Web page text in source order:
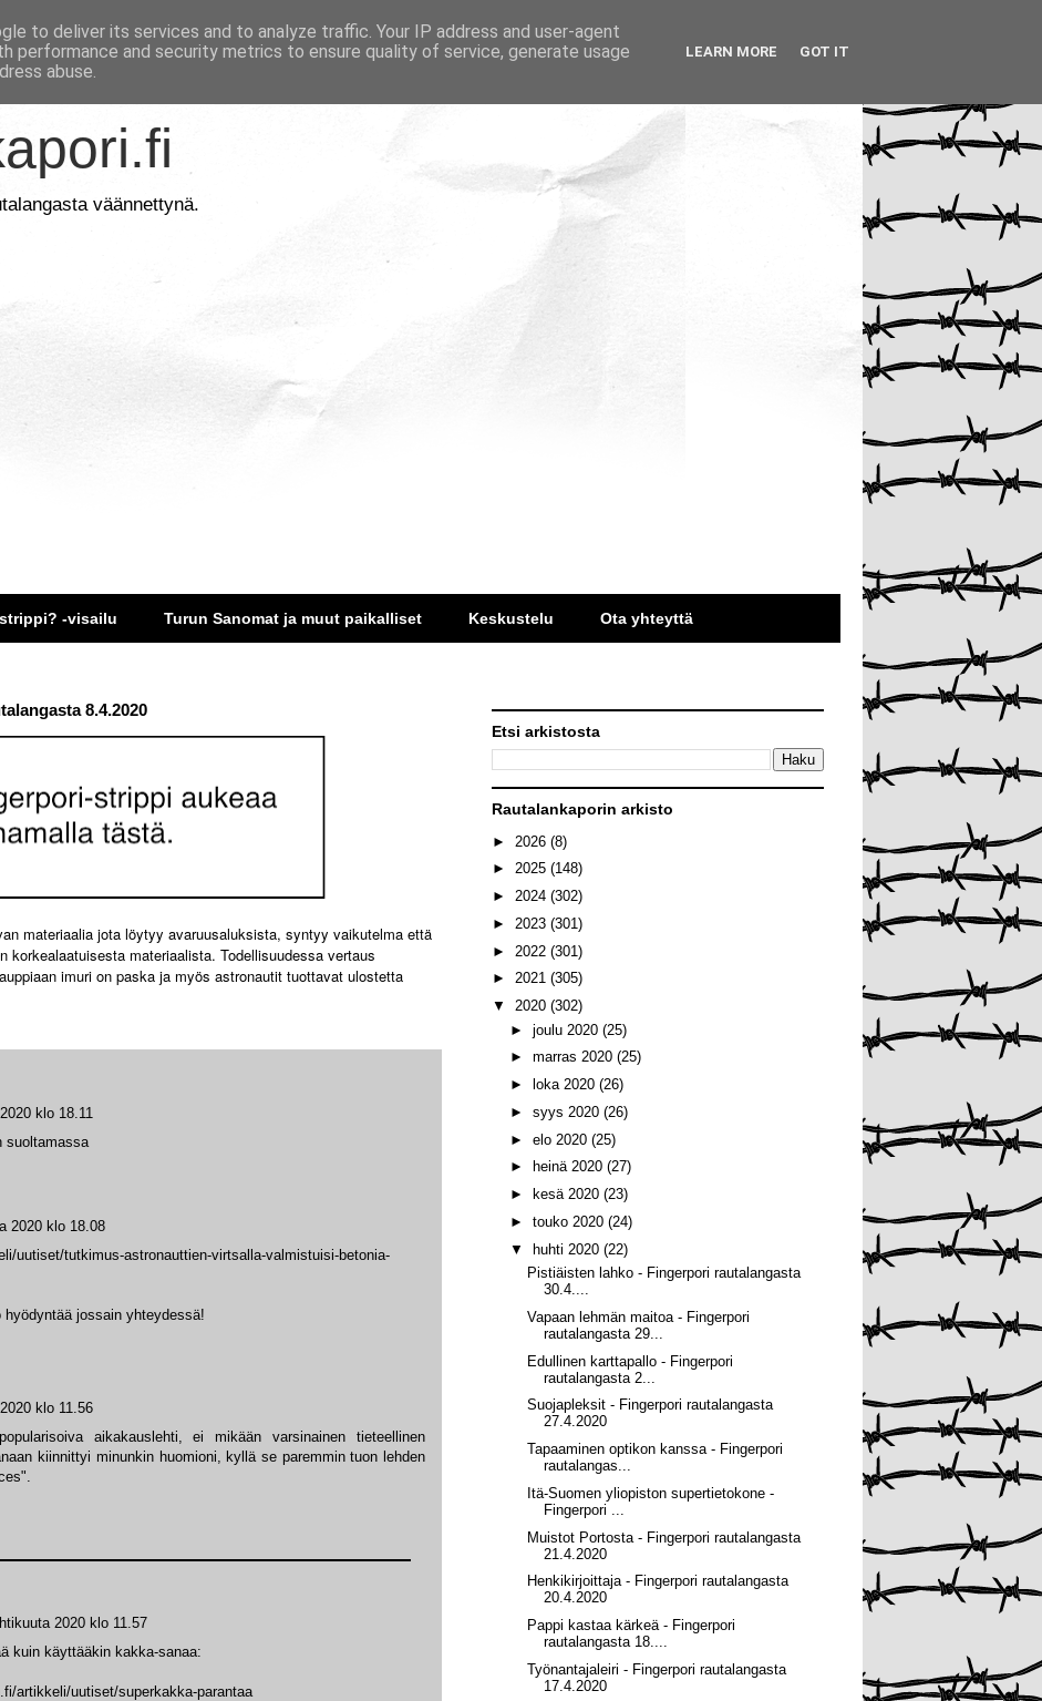
väännettynä.
-visailu Turun Sanomat ja muut paikalliset Keskustelu Ota yhteyttä
8.4.2020
materiaalia jota löytyy avaruusaluksista, syntyy vaikutelma että
korkealaatuisesta materiaalista. Todellisuudessa vertaus
imuri on paska ja myös astronautit tuottavat ulostetta
klo 11.56
aikakauslehti, ei mikään varsinainen tieteellinen
kiinnittyi minunkin huomioni, kyllä se paremmin tuon lehden
2020 klo 11.57
kuin käyttääkin kakka-sanaa:
artikkeli/uutiset/superkakka-parantaa
2020 klo 18.08
uutiset/tutkimus-astronauttien-virtsalla-valmistuisi-betonia-
hyödyntää jossain yhteydessä!
klo 18.11
suoltamassa
Etsi arkistosta
Rautalankaporin arkisto
► 2026 (8)
► 2025 (148)
► 2024 (302)
► 2023 (301)
► 2022 (301)
► 2021 (305)
▼ 2020 (302)
► joulu 2020 (25)
► marras 2020 (25)
►
loka 2020 (26)
► syys 2020 (26)
► elo 2020 (25)
►
heinä 2020 (27)
►
kesä 2020 (23)
► touko 2020 (24)
▼ huhti 2020 (22)
Pistiäisten lahko - Fingerpori rautalangasta
30.4....
Vapaan lehmän maitoa - Fingerpori
rautalangasta 29...
Edullinen karttapallo - Fingerpori
rautalangasta 2...
Suojapleksit - Fingerpori rautalangasta
27.4.2020
Tapaaminen optikon kanssa - Fingerpori
rautalangas...
Itä-Suomen yliopiston supertietokone -
Fingerpori ...
Muistot Portosta - Fingerpori rautalangasta
21.4.2020
Henkikirjoittaja - Fingerpori rautalangasta
20.4.2020
Pappi kastaa kärkeä - Fingerpori
rautalangasta 18....
Työnantajaleiri - Fingerpori rautalangasta
17.4.2020
to deliver its services and to analyze traffic. Your IP address and user-agent
performance and security metrics to ensure quality of service, generate usage
abuse.
LEARN MORE GOT IT